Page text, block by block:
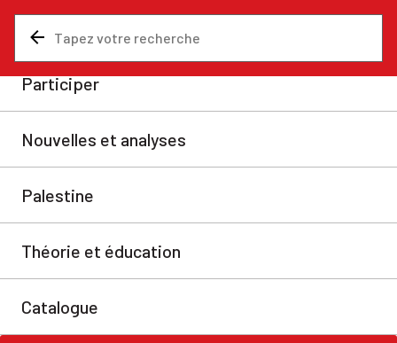
« Les communistes
arrivent ! » : un film
documentaire sur la
fondation de l’ICR
Ce documentaire de l’Internationale communiste
révolutionnaire retrace la naissance d’un parti
marxiste mondial, né de la crise du capitalisme et de
la montée des idées du communisme chez la jeunesse.